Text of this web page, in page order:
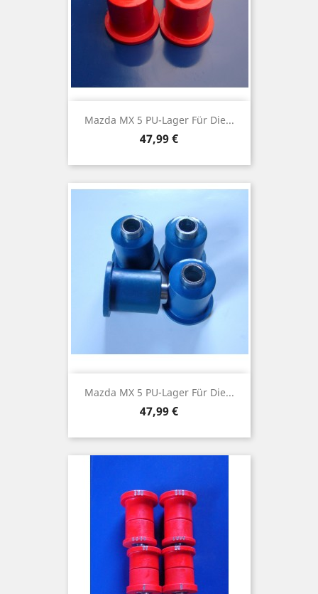
Mazda MX 5 PU-Lager Für Die...
Preis
47,99 €
Mazda MX 5 PU-Lager Für Die...
Preis
47,99 €